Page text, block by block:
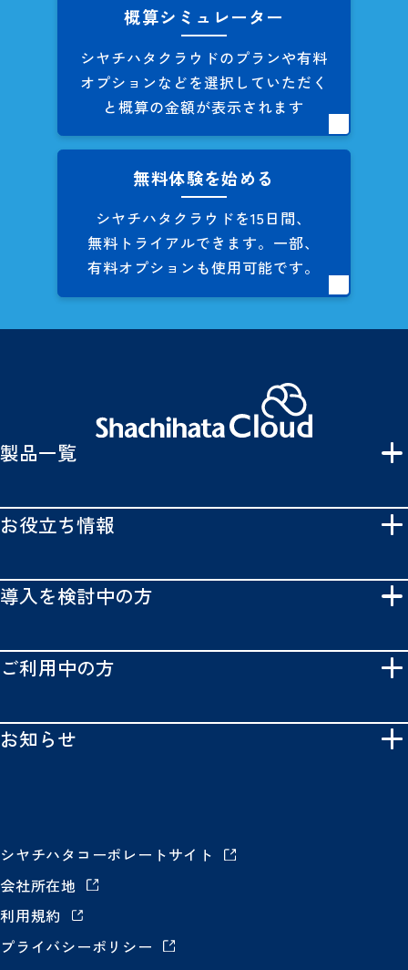
概算シミュレーター
シヤチハタクラウドのプランや有料
オプションなどを選択していただく
と概算の金額が表示されます
無料体験を始める
シヤチハタクラウドを15日間、
無料トライアルできます。 一部、
有料オプションも使用可能です。
製品一覧
お役立ち情報
導入を検討中の方
ご利用中の方
お知らせ
シヤチハタコーポレートサイト
会社所在地
利用規約
プライバシーポリシー